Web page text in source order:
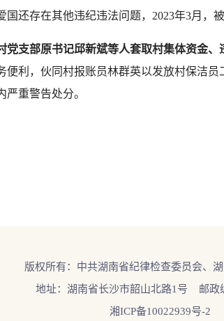
国还存在其他违纪违法问题，2023年3月，
党支部原书记邱新斌等人套取村集体资金、
便利，伙同村报账员林群英以发放村保洁
重警告处分。
版权所有：中共湖南省纪律检查委员会、
地址：湖南省长沙市韶山北路1号 邮政
湘ICP备10022939号-2